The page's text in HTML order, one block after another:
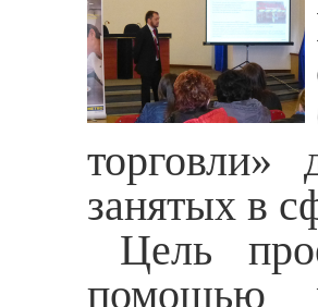
торговли»
занятых в
Цель
помощью